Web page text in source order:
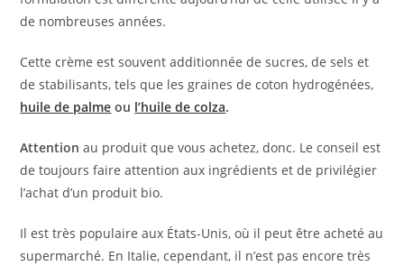
de nombreuses années.
Cette crème est souvent additionnée de sucres, de sels et
de stabilisants, tels que les graines de coton hydrogénées,
huile de palme ou l’huile de colza.
Attention au produit que vous achetez, donc. Le conseil est
de toujours faire attention aux ingrédients et de privilégier
l’achat d’un produit bio.
Il est très populaire aux États-Unis, où il peut être acheté au
supermarché. En Italie, cependant, il n’est pas encore très